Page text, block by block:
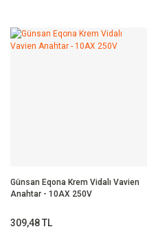
Günsan Eqona Krem Vidalı Vavien
Anahtar - 10AX 250V
309,48 TL